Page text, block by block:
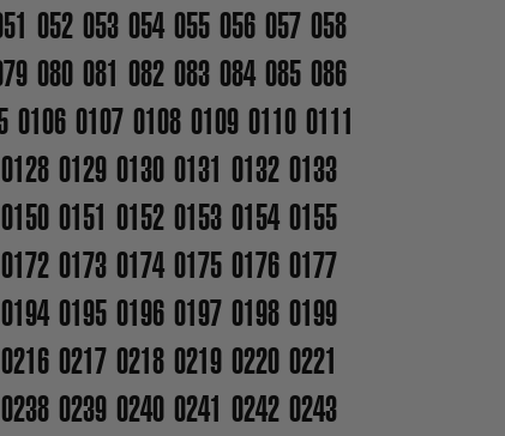
052 053 054 055 056 057 058
080 081 082 083 084 085 086
0106 0107 0108 0109 0110 0111
0128 0129 0130 0131 0132 0133
0150 0151 0152 0153 0154 0155
0172 0173 0174 0175 0176 0177
0194 0195 0196 0197 0198 0199
0216 0217 0218 0219 0220 0221
0238 0239 0240 0241 0242 0243